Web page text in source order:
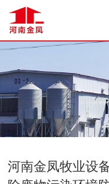
河南金凤牧业设